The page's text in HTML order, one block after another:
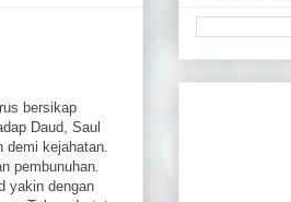
bersikap
Daud, Saul
demi kejahatan.
pembunuhan.
yakin dengan